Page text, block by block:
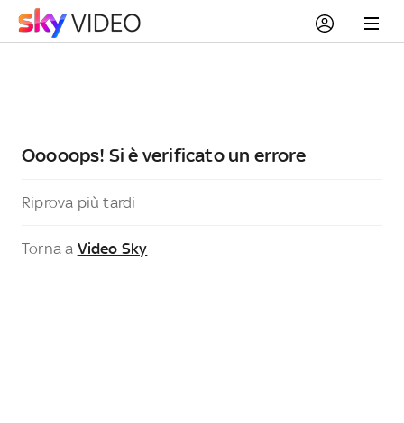
Ooooops! Si è verificato un errore
Riprova più tardi
Torna a Video Sky